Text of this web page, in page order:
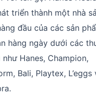
triển thành một nhà
đầu của các sản
hàng ngày dưới các
Hanes, Champion,
Bali, Playtex, L’eggs